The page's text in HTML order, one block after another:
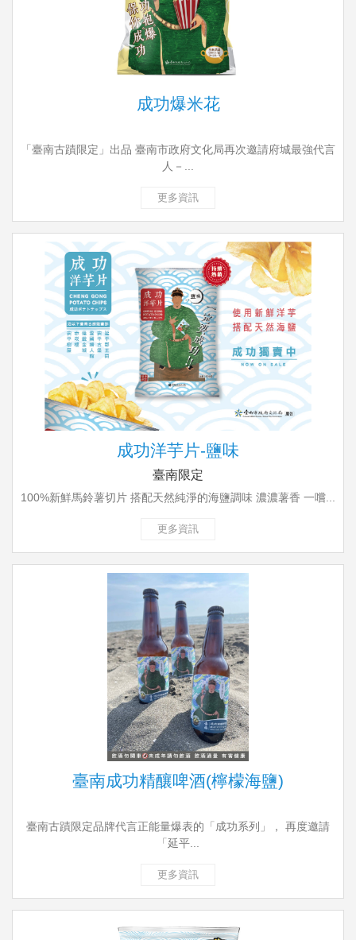
成功爆米花
「臺南古蹟限定」出品 臺南市政府文化局再次邀請府城最強代言
人－...
更多資訊
成功洋芋片-鹽味
臺南限定
100%新鮮馬鈴薯切片 搭配天然純淨的海鹽調味 濃濃薯香 一嚐...
更多資訊
臺南成功精釀啤酒(檸檬海鹽)
臺南古蹟限定品牌代言正能量爆表的「成功系列」， 再度邀請
「延平...
更多資訊